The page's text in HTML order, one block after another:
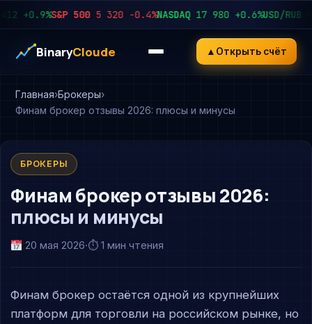
+0.9%S&P 500 5 320 −0.4%NASDAQ 17 980 +0.6%USD/RUB
BinaryCloude ▲ Открыть счёт
Главная Брокеры
Финам брокер отзывы 2026: плюсы и минусы
БРОКЕРЫ
Финам брокер отзывы 2026:
плюсы и минусы
20 мая 2026·⏱ 1 мин чтения
Финам брокер остаётся одной из крупнейших
платформ для торговли на российском рынке, но